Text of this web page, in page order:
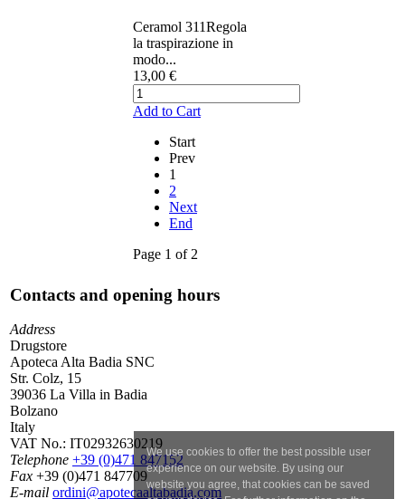
We use cookies to offer the best possible user
experience on our website. By using our
website you agree, that cookies can be saved
Ceramol 311 ​​​​​Regola
la traspirazione in
modo...
13,00 €
Add to Cart
Start
Prev
1
2
Next
End
Page 1 of 2
Contacts and opening hours
Address
Drugstore
Apoteca Alta Badia SNC
Str. Colz, 15
39036 La Villa in Badia
Bolzano
Italy
VAT No.: IT02932630219
Telephone +39 (0)471 847152
Fax +39 (0)471 847709
E-mail ordini@apotecaaltabadia.com